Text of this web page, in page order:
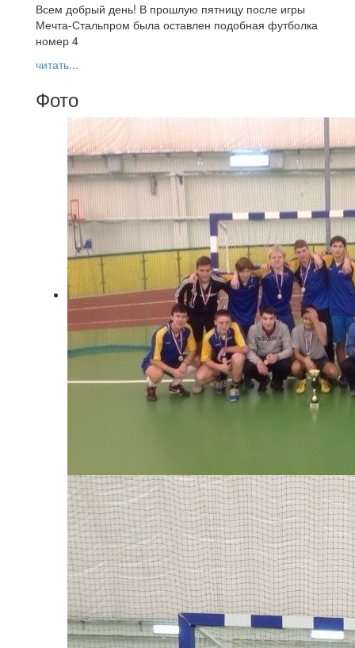
Всем добрый день! В прошлую пятницу после игры
Мечта-Стальпром была оставлен подобная футболка
номер 4
читать...
Фото